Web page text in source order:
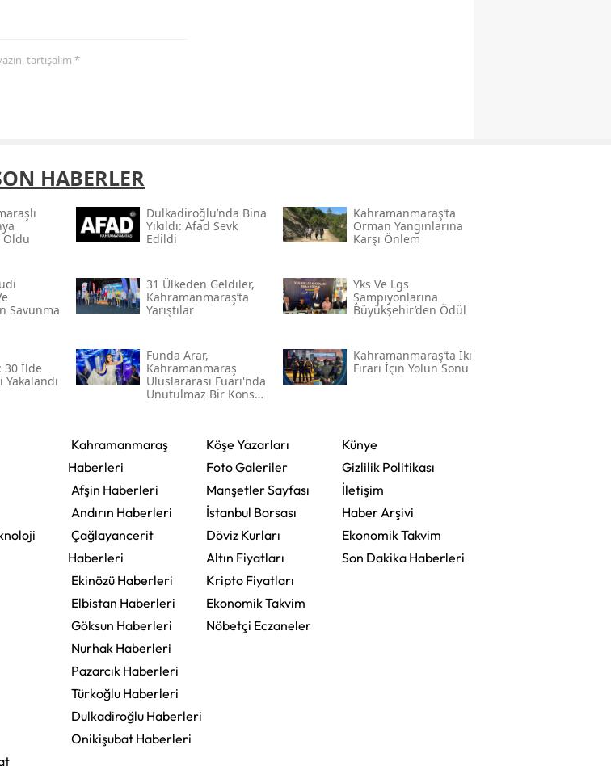
tartışalım *
HABERLER
Oldu
Dulkadiroğlu’nda Bina
Yıkıldı: Afad Sevk
Edildi
Kahramanmaraş’ta
Orman Yangınlarına
Karşı Önlem
Savunma
31 Ülkeden Geldiler,
Kahramanmaraş’ta
Yarıştılar
Yks Ve Lgs
Şampiyonlarına
Büyükşehir’den Ödül
30 İlde
Funda Arar,
Kahramanmaraş
Uluslararası Fuarı'nda
Unutulmaz Bir Konser
Kahramanmaraş’ta İki
Firari İçin Yolun Sonu
Kahramanmaraş
Haberleri
Afşin Haberleri
Andırın Haberleri
Çağlayancerit
Haberleri
Ekinözü Haberleri
Elbistan Haberleri
Göksun Haberleri
Nurhak Haberleri
Pazarcık Haberleri
Türkoğlu Haberleri
Dulkadiroğlu Haberleri
Onikişubat Haberleri
Köşe Yazarları
Foto Galeriler
Manşetler Sayfası
İstanbul Borsası
Döviz Kurları
Altın Fiyatları
Kripto Fiyatları
Ekonomik Takvim
Nöbetçi Eczaneler
Künye
Gizlilik Politikası
İletişim
Haber Arşivi
Ekonomik Takvim
Son Dakika Haberleri